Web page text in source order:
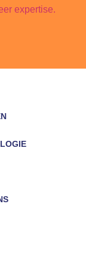
expertise.